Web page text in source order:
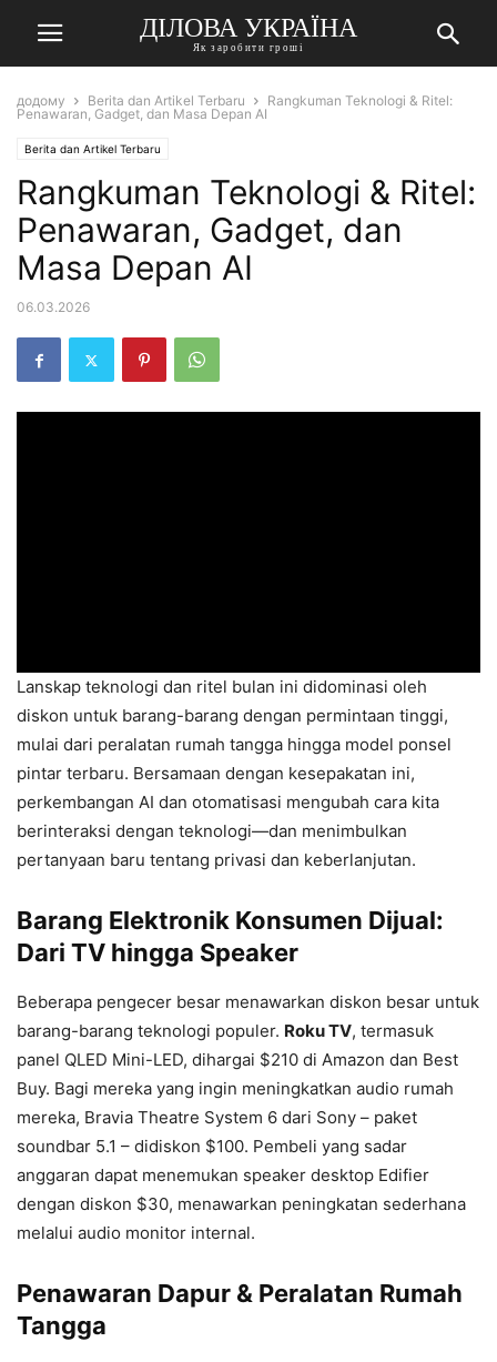
ДІЛОВА УКРАЇНА
Як заробити гроші
додому Berita dan Artikel Terbaru
Rangkuman Teknologi & Ritel:
Penawaran, Gadget, dan Masa Depan AI
Berita dan Artikel Terbaru
Rangkuman Teknologi & Ritel:
Penawaran, Gadget, dan
Masa Depan AI
06.03.2026
Lanskap teknologi dan ritel bulan ini didominasi oleh
diskon untuk barang-barang dengan permintaan tinggi,
mulai dari peralatan rumah tangga hingga model ponsel
pintar terbaru. Bersamaan dengan kesepakatan ini,
perkembangan AI dan otomatisasi mengubah cara kita
berinteraksi dengan teknologi—dan menimbulkan
pertanyaan baru tentang privasi dan keberlanjutan.
Barang Elektronik Konsumen Dijual:
Dari TV hingga Speaker
Beberapa pengecer besar menawarkan diskon besar untuk
barang-barang teknologi populer. Roku TV, termasuk
panel QLED Mini-LED, dihargai $210 di Amazon dan Best
Buy. Bagi mereka yang ingin meningkatkan audio rumah
mereka, Bravia Theatre System 6 dari Sony – paket
soundbar 5.1 – didiskon $100. Pembeli yang sadar
anggaran dapat menemukan speaker desktop Edifier
dengan diskon $30, menawarkan peningkatan sederhana
melalui audio monitor internal.
Penawaran Dapur & Peralatan Rumah
Tangga